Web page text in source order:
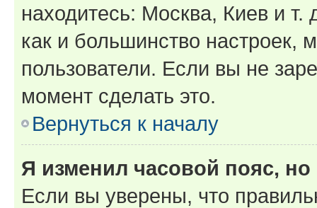
находитесь: Москва, Киев и т.
как и большинство настроек,
пользователи. Если вы не
момент сделать это.
Вернуться к началу
Я изменил часовой пояс,
Если вы уверены, что